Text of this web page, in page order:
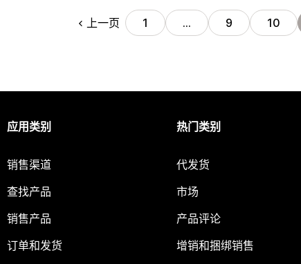
上一页 1 … 9 10
应用类别
销售渠道
查找产品
销售产品
订单和发货
热门类别
代发货
市场
产品评论
增销和捆绑销售